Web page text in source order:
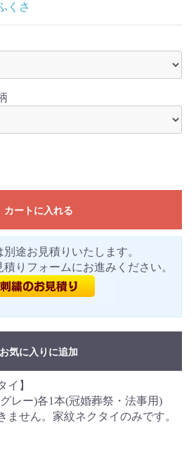
くさ
カートに入れる
途お見積りいたします。
りフォームにお進みください。
お気に入りに追加
イ】
レー)各1本(冠婚葬祭・法事用)
せん。家紋ネクタイのみです。